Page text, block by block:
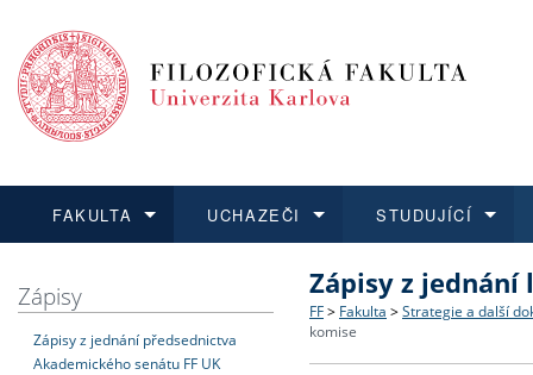
FAKULTA
Dozvědět se více
Struktura a historie
UCHAZEČI
Podat přihlášku
Co studovat a jak se
STUDUJÍCÍ
Dozvědět se více
Bakalářské a magisterské
Dozvědět se více
O vědě a výzkumu na FF
Dozvědět se více
Aktuální nabídky a
Zápisy
Zápisy z jednání předsednictva
Akademického senátu FF UK
Zápisy z
FF > Fakulta > Strategie a další
komise